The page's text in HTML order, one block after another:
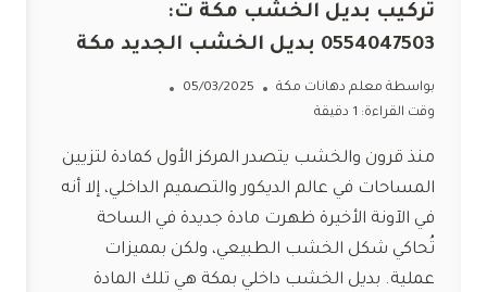
تركيب بديل الخشب مكة ت:
0554047503 بديل الخشب الجديد مكة
بواسطة معلم دهانات مكة
05/03/2025
وقت القراءة:
دقيقة
منذ قرون والخشب يتصدر المركز الأول كمادة لتزيين
المساحات في عالم الديكور والتصميم الداخلي، إلا أنه
في الآونة الأخيرة ظهرت مادة جديدة في الساحة
تُحاكي شكل الخشب الطبيعي، ولكن بمميزات
عملية. بديل الخشب داخلي بمكة هي تلك المادة